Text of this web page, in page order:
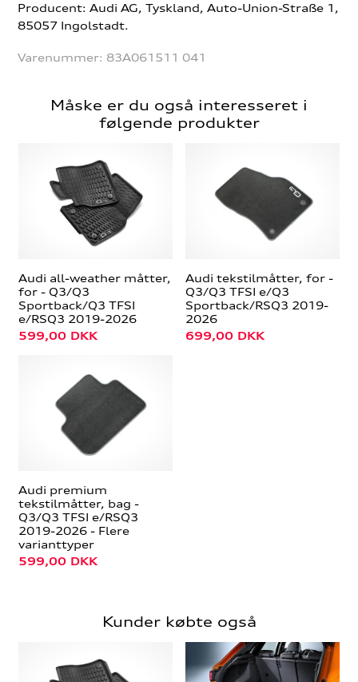
Producent: Audi AG, Tyskland, Auto-Union-Straße 1,
85057 Ingolstadt.
Varenummer: 83A061511 041
Måske er du også interesseret i
følgende produkter
Audi all-weather måtter,
for - Q3/Q3
Sportback/Q3 TFSI
e/RSQ3 2019-2026
599,00 DKK
Audi tekstilmåtter, for -
Q3/Q3 TFSI e/Q3
Sportback/RSQ3 2019-
2026
699,00 DKK
Audi premium
tekstilmåtter, bag -
Q3/Q3 TFSI e/RSQ3
2019-2026 - Flere
varianttyper
599,00 DKK
Kunder købte også